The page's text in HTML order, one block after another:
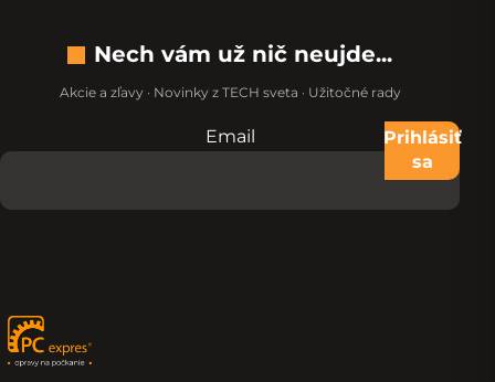
Nech vám už nič neujde...
Akcie a zľavy · Novinky z TECH sveta · Užitočné rady
Nevypĺňajte toto pole:
Email
Prihlásiť
sa
Zápätie